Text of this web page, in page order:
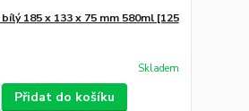
185 x 133 x 75 mm 580ml [125
Skladem
Přidat do košíku